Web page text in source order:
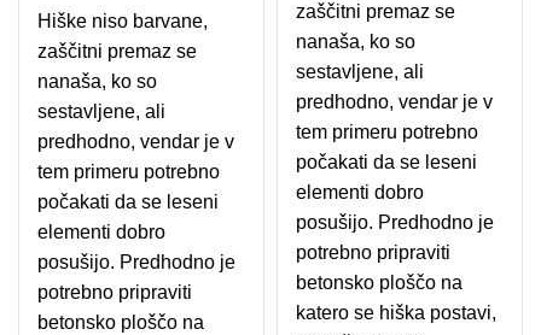
Hiške niso barvane,
zaščitni premaz se
nanaša, ko so
sestavljene, ali
predhodno, vendar je v
tem primeru potrebno
počakati da se leseni
elementi dobro
posušijo. Predhodno je
potrebno pripraviti
betonsko ploščo na
zaščitni premaz se
nanaša, ko so
sestavljene, ali
predhodno, vendar je v
tem primeru potrebno
počakati da se leseni
elementi dobro
posušijo. Predhodno je
potrebno pripraviti
betonsko ploščo na
katero se hiška postavi,